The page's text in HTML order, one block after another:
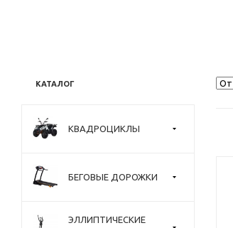
КАТАЛОГ
КВАДРОЦИКЛЫ
БЕГОВЫЕ ДОРОЖКИ
ЭЛЛИПТИЧЕСКИЕ